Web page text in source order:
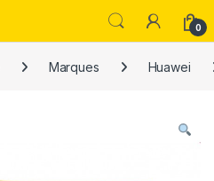
0
Marques Huawei